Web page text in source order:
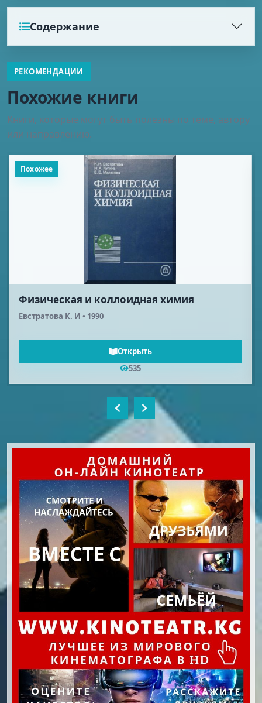
Содержание
РЕКОМЕНДАЦИИ
Похожие книги
Книги, которые могут быть полезны по теме, автору
или направлению.
Похожее
Физическая и коллоидная химия
Евстратова К. И • 1990
Открыть
535